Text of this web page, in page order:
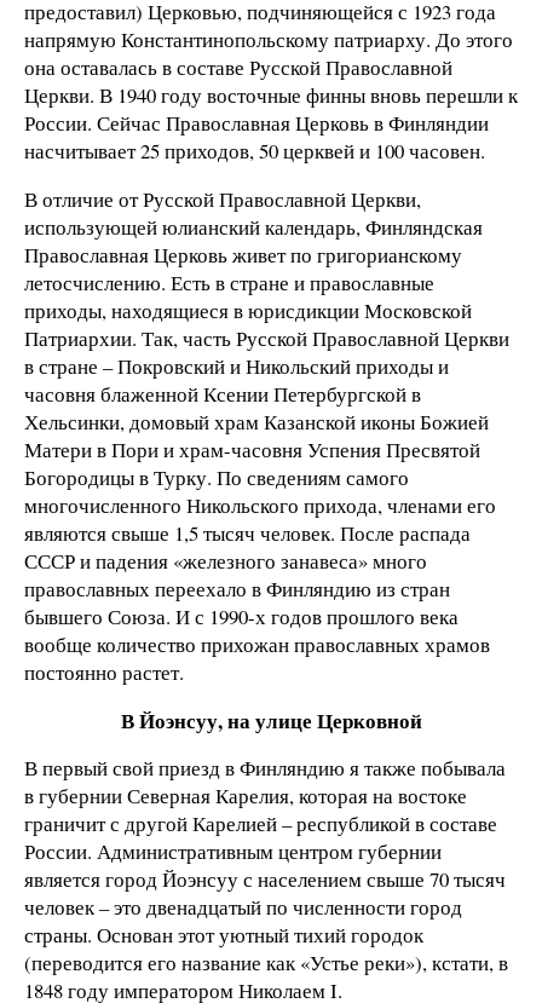
предоставил) Церковью, подчиняющейся с 1923 года
напрямую Константинопольскому патриарху. До этого
она оставалась в составе Русской Православной
Церкви. В 1940 году восточные финны вновь перешли к
России. Сейчас Православная Церковь в Финляндии
насчитывает 25 приходов, 50 церквей и 100 часовен.
В отличие от Русской Православной Церкви,
использующей юлианский календарь, Финляндская
Православная Церковь живет по григорианскому
летосчислению. Есть в стране и православные
приходы, находящиеся в юрисдикции Московской
Патриархии. Так, часть Русской Православной Церкви
в стране – Покровский и Никольский приходы и
часовня блаженной Ксении Петербургской в
Хельсинки, домовый храм Казанской иконы Божией
Матери в Пори и храм-часовня Успения Пресвятой
Богородицы в Турку. По сведениям самого
многочисленного Никольского прихода, членами его
являются свыше 1,5 тысяч человек. После распада
СССР и падения «железного занавеса» много
православных переехало в Финляндию из стран
бывшего Союза. И с 1990-х годов прошлого века
вообще количество прихожан православных храмов
постоянно растет.
В Йоэнсуу, на улице Церковной
В первый свой приезд в Финляндию я также побывала
в губернии Северная Карелия, которая на востоке
граничит с другой Карелией – республикой в составе
России. Административным центром губернии
является город Йоэнсуу с населением свыше 70 тысяч
человек – это двенадцатый по численности город
страны. Основан этот уютный тихий городок
(переводится его название как «Устье реки»), кстати, в
1848 году императором Николаем I.